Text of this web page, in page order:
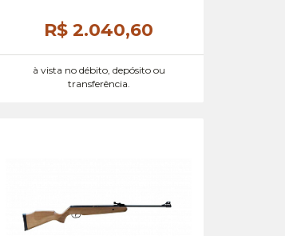
R$ 2.040,60
à vista no débito, depósito ou
transferência.